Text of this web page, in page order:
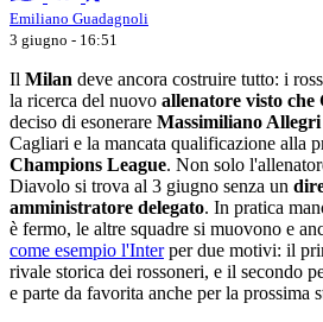
Emiliano Guadagnoli
3 giugno - 16:51
Il Milan deve ancora costruire tutto: i
la ricerca del nuovo allenatore visto
deciso di esonerare Massimiliano Allegri
Cagliari e la mancata qualificazione alla
Champions League. Non solo
Diavolo si trova al 3 giugno senza un
amministratore delegato. In pratica
è fermo, le altre squadre si muovono e
come esempio l'Interper due motivi: il
rivale storica dei rossoneri, e il secondo
e parte da favorita anche per la prossima